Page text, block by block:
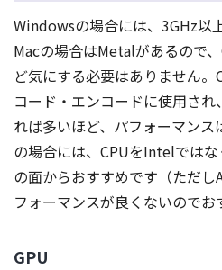
Windowsの場合には、3GHz以
Macの場合はMetalがあるので
ど気にする必要はありません
コード・エンコードに使用さ
れば多いほど、パフォーマン
の場合には、CPUをIntelでは
の面からおすすめです（ただし
フォーマンスが良くないのでお
GPU